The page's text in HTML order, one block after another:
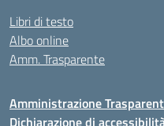
Libri di testo
Albo online
Amm. Trasparente
Amministrazione
Dichiarazione di